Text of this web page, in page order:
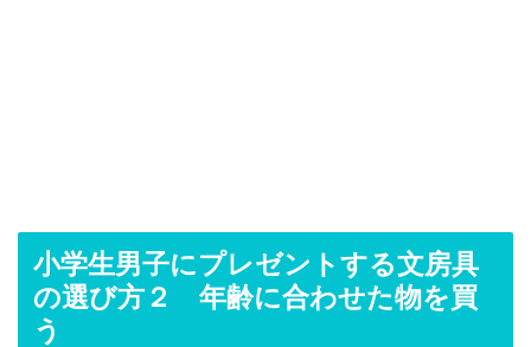
小学生男子にプレゼントする文房具
の選び方２ 年齢に合わせた物を買
う